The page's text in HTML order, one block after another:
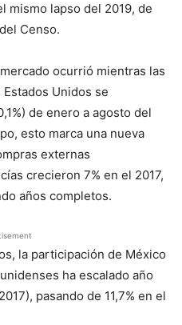
mismo lapso del 2019, de
Censo.
ocurrió mientras las
Unidos se
de enero a agosto del
esto marca una nueva
externas
crecieron 7% en el 2017,
años completos.
la participación de México
ha escalado año
pasando de 11,7% en el